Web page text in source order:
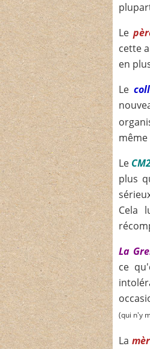
Le
cette
en
Le
Le
plus
Cela
La
ce
(qui n'y
La